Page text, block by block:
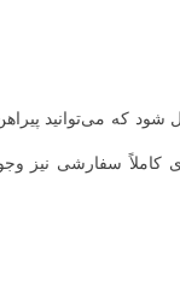
که می‌توانید
کاملاً سفارشی نیز